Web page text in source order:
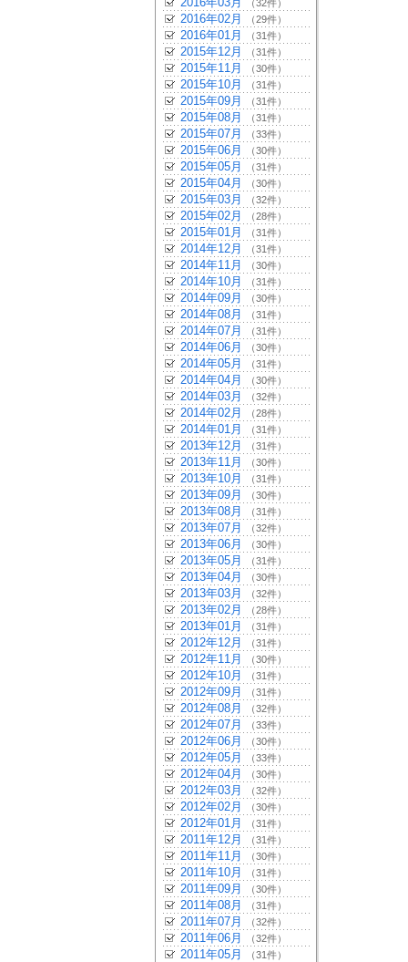
（32件）
2016年02月 （29件）
2016年01月 （31件）
2015年12月 （31件）
2015年11月 （30件）
2015年10月 （31件）
2015年09月 （31件）
2015年08月 （31件）
2015年07月 （33件）
2015年06月 （30件）
2015年05月 （31件）
2015年04月 （30件）
2015年03月 （32件）
2015年02月 （28件）
2015年01月 （31件）
2014年12月 （31件）
2014年11月 （30件）
2014年10月 （31件）
2014年09月 （30件）
2014年08月 （31件）
2014年07月 （31件）
2014年06月 （30件）
2014年05月 （31件）
2014年04月 （30件）
2014年03月 （32件）
2014年02月 （28件）
2014年01月 （31件）
2013年12月 （31件）
2013年11月 （30件）
2013年10月 （31件）
2013年09月 （30件）
2013年08月 （31件）
2013年07月 （32件）
2013年06月 （30件）
2013年05月 （31件）
2013年04月 （30件）
2013年03月 （32件）
2013年02月 （28件）
2013年01月 （31件）
2012年12月 （31件）
2012年11月 （30件）
2012年10月 （31件）
2012年09月 （31件）
2012年08月 （32件）
2012年07月 （33件）
2012年06月 （30件）
2012年05月 （33件）
2012年04月 （30件）
2012年03月 （32件）
2012年02月 （30件）
2012年01月 （31件）
2011年12月 （31件）
2011年11月 （30件）
2011年10月 （31件）
2011年09月 （30件）
2011年08月 （31件）
2011年07月 （32件）
2011年06月 （32件）
2011年05月 （31件）